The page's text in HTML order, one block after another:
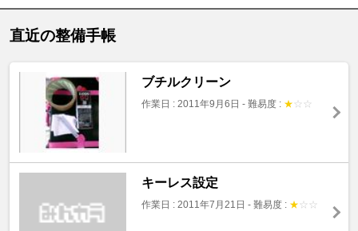
直近の整備手帳
ブチルクリーン
作業日 : 2011年9月6日 - 難易度 : ★ ☆ ☆
キーレス設定
作業日 : 2011年7月21日 - 難易度 : ★ ☆ ☆